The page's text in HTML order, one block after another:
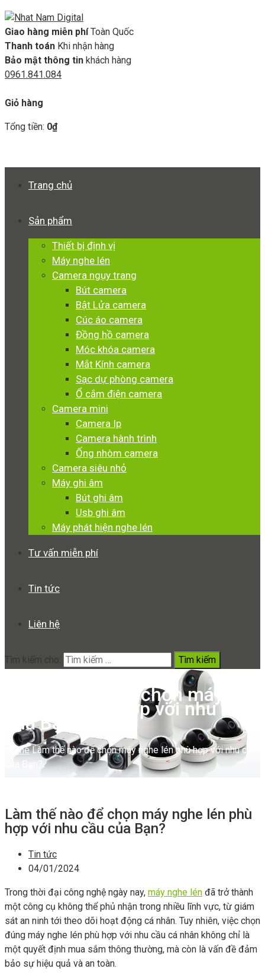
Giao hàng miễn phí Toàn Quốc
Thanh toán Khi nhận hàng
Bảo mật thông tin khách hàng
0961.841.084
Giỏ hàng
Tổng tiền: 0₫
Trang chủ
Sản phẩm
Thiết bị định vị
Máy nghe lén
Camera ngụy trang
Bút camera
Bật Lửa camera
Cúc áo camera
Đồng hồ camera
Móc khóa camera
Mắt Kính camera
Sạc dự phòng camera
Ổ cắm điện camera
Camera mini
Camera Ip
Camera hành trình
Ống nhòm camera
Camera siêu nhỏ
Máy ghi âm
Bút ghi âm
Usb ghi âm
Máy phát hiện nghe lén
Tư vấn miễn phí
Tin tức
Liên hệ
Tìm kiếm cho:
Làm thế nào để chọn máy
nghe lén phù hợp với nhu cầu
của Bạn?
Home Làm thế nào để chọn máy nghe lén phù hợp với nhu cầu
của Bạn?
Làm thế nào để chọn máy nghe lén phù
hợp với nhu cầu của Bạn?
Tin tức
04/01/2024
Trong thời đại công nghệ ngày nay, máy nghe lén đã trở thành
một công cụ không thể phủ nhận trong nhiều lĩnh vực, từ giám
sát an ninh tới theo dõi hoạt động cá nhân. Tuy nhiên, việc chọn
đúng máy nghe lén phù hợp với nhu cầu cá nhân không chỉ là
một quyết định mua sắm thông thường, mà còn là vấn đề đảm
bảo sự hiệu quả và an toàn.